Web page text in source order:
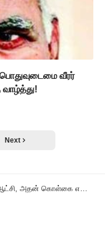
வீரர்
Next
நடந்துகொள்கிறது என்பதைத் தமிழ்நாடு உற்று நோக்குகிறது!